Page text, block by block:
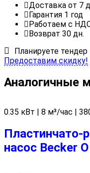
Доставка от 7
Гарантия 1 год
Работаем с
Возврат 30 дн.
Планируете
Предоставим скидку!
Аналогичные
0.35 кВт | 8 м³/час |
Пластинчато-
насос Becker